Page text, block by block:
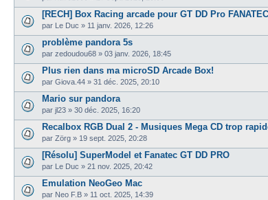
[RECH] Box Racing arcade pour GT DD Pro FANATEC
par Le Duc » 11 janv. 2026, 12:26
problème pandora 5s
par zedoudou68 » 03 janv. 2026, 18:45
Plus rien dans ma microSD Arcade Box!
par Giova.44 » 31 déc. 2025, 20:10
Mario sur pandora
par jl23 » 30 déc. 2025, 16:20
Recalbox RGB Dual 2 - Musiques Mega CD trop
par Zörg » 19 sept. 2025, 20:28
[Résolu] SuperModel et Fanatec GT DD PRO
par Le Duc » 21 nov. 2025, 20:42
Emulation NeoGeo Mac
par Neo F.B » 11 oct. 2025, 14:39